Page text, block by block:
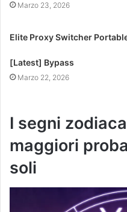
Marzo 23, 2026
Elite Proxy Switcher
[Latest] Bypass
Marzo 22, 2026
I segni
maggiori
soli